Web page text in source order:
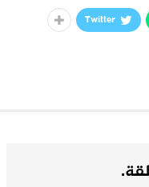
Twitter